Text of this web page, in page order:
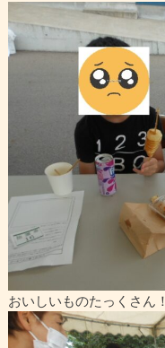
おいしいものたっくさん！